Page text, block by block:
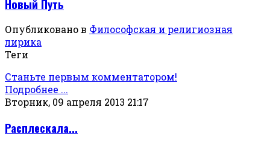
Новый Путь
Опубликовано в Философская и религиозная
лирика
Теги
Станьте первым комментатором!
Подробнее ...
Вторник, 09 апреля 2013 21:17
Расплескала...